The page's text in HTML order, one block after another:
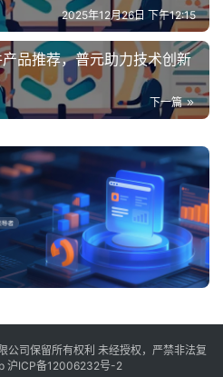
2025年12月26日 下午12:15
品推荐，普元助力技术创新
下一篇
司保留所有权利 未经授权，严禁非法复
沪ICP备12006232号-2